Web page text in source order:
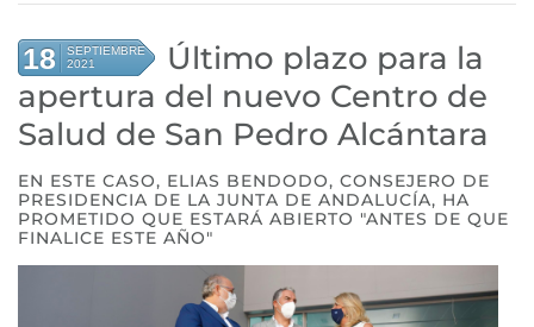
18
SEPTIEMBRE
2021
Último plazo para la
apertura del nuevo Centro de
Salud de San Pedro Alcántara
EN ESTE CASO, ELIAS BENDODO, CONSEJERO DE
PRESIDENCIA DE LA JUNTA DE ANDALUCÍA, HA
PROMETIDO QUE ESTARÁ ABIERTO "ANTES DE QUE
FINALICE ESTE AÑO"